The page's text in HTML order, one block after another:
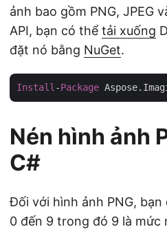
ảnh bao gồm PNG, JPEG
API, bạn có thể tải xuống
đặt nó bằng NuGet.
Install -Package
Nén hình ảnh
C#
Đối với hình ảnh PNG,
0 đến 9 trong đó 9 là mức